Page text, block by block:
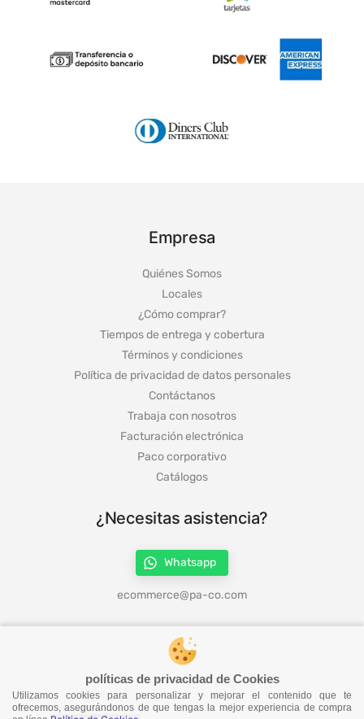
políticas de privacidad de Cookies
Utilizamos cookies para personalizar y mejorar el contenido que te
ofrecemos, asegurándonos de que tengas la mejor experiencia de compra
Empresa
Quiénes Somos
Locales
¿Cómo comprar?
Tiempos de entrega y cobertura
Términos y condiciones
Política de privacidad de datos personales
Contáctanos
Trabaja con nosotros
Facturación electrónica
Paco corporativo
Catálogos
¿Necesitas asistencia?
Whatsapp
¡Síguenos en redes!
¡No te pierdas nuestras ofertas!